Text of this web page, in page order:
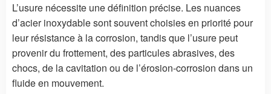
L’usure nécessite une définition précise. Les nuances
d’acier inoxydable sont souvent choisies en priorité pour
leur résistance à la corrosion, tandis que l’usure peut
provenir du frottement, des particules abrasives, des
chocs, de la cavitation ou de l’érosion-corrosion dans un
fluide en mouvement.